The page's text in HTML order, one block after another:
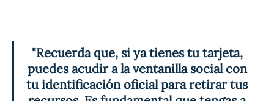
"Recuerda que, si ya tienes tu tarjeta,
puedes acudir a la ventanilla social con
tu identificación oficial para retirar tus